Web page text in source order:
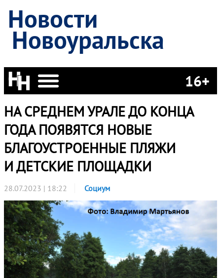
Новости
Новоуральска
16+
НА СРЕДНЕМ УРАЛЕ ДО КОНЦА
ГОДА ПОЯВЯТСЯ НОВЫЕ
БЛАГОУСТРОЕННЫЕ ПЛЯЖИ
И ДЕТСКИЕ ПЛОЩАДКИ
28.07.2023 | 18:22 Социум